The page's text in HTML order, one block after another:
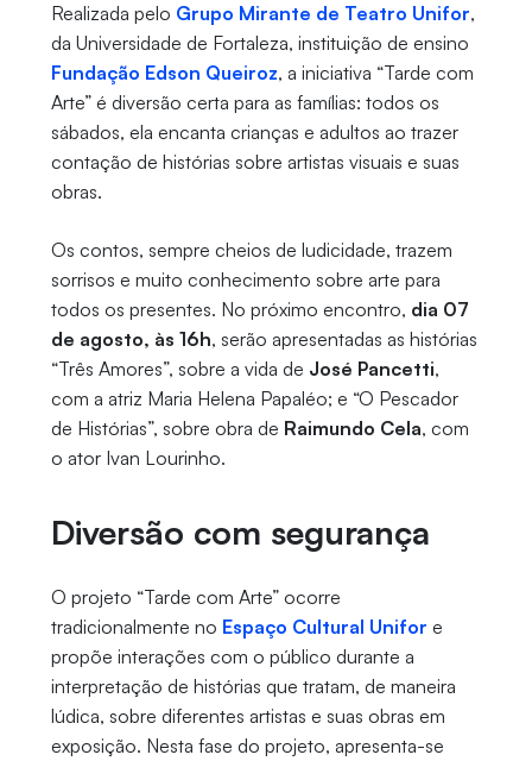
Realizada pelo Grupo Mirante de Teatro Unifor,
da Universidade de Fortaleza, instituição de ensino
Fundação Edson Queiroz, a iniciativa “Tarde com
Arte” é diversão certa para as famílias: todos os
sábados, ela encanta crianças e adultos ao trazer
contação de histórias sobre artistas visuais e suas
obras.
Os contos, sempre cheios de ludicidade, trazem
sorrisos e muito conhecimento sobre arte para
todos os presentes. No próximo encontro, dia 07
de agosto, às 16h, serão apresentadas as histórias
“Três Amores”, sobre a vida de José Pancetti,
com a atriz Maria Helena Papaléo; e “O Pescador
de Histórias”, sobre obra de Raimundo Cela, com
o ator Ivan Lourinho.
Diversão com segurança
O projeto “Tarde com Arte” ocorre
tradicionalmente no Espaço Cultural Unifor e
propõe interações com o público durante a
interpretação de histórias que tratam, de maneira
lúdica, sobre diferentes artistas e suas obras em
exposição. Nesta fase do projeto, apresenta-se